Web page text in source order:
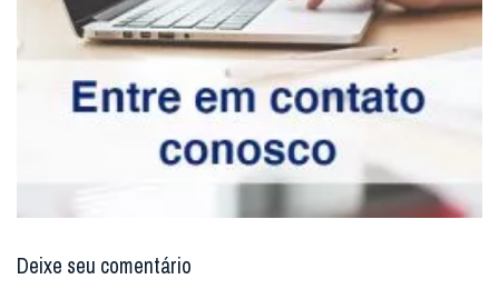
Deixe seu comentário